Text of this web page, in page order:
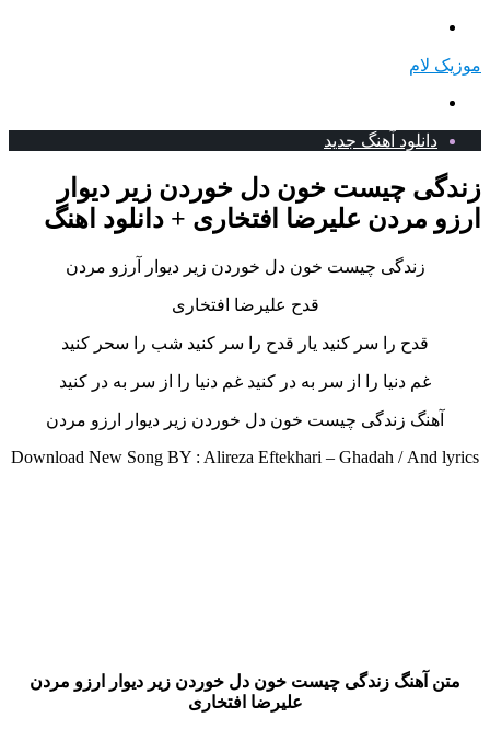
موزیک لام
دانلود آهنگ جدید
زندگی چیست خون دل خوردن زیر دیوار
ارزو مردن علیرضا افتخاری + دانلود اهنگ
زندگی چیست خون دل خوردن زیر دیوار آرزو مردن
قدح علیرضا افتخاری
قدح را سر کنید یار قدح را سر کنید شب را سحر کنید
غم دنیا را از سر به در کنید غم دنیا را از سر به در کنید
آهنگ زندگی چیست خون دل خوردن زیر دیوار ارزو مردن
Download New Song BY : Alireza Eftekhari – Ghadah / And lyrics
متن آهنگ زندگی چیست خون دل خوردن زیر دیوار ارزو مردن
علیرضا افتخاری